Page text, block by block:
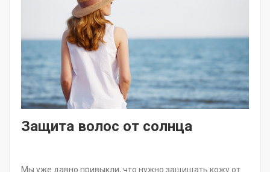
Защита волос от солнца
Мы уже давно привыкли, что нужно защищать кожу от